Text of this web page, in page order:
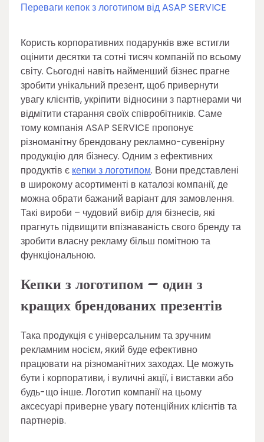
Переваги кепок з логотипом від ASAP SERVICE
Користь корпоративних подарунків вже встигли
оцінити десятки та сотні тисяч компаній по всьому
світу. Сьогодні навіть найменший бізнес прагне
зробити унікальний презент, щоб привернути
увагу клієнтів, укріпити відносини з партнерами чи
відмітити старання своїх співробітників. Саме
тому компанія ASAP SERVICE пропонує
різноманітну брендовану рекламно-сувенірну
продукцію для бізнесу. Одним з ефективних
продуктів є кепки з логотипом. Вони представлені
в широкому асортименті в каталозі компанії, де
можна обрати бажаний варіант для замовлення.
Такі вироби – чудовий вибір для бізнесів, які
прагнуть підвищити впізнаваність свого бренду та
зробити власну рекламу більш помітною та
функціональною.
Кепки з логотипом – один з
кращих брендованих презентів
Така продукція є універсальним та зручним
рекламним носієм, який буде ефективно
працювати на різноманітних заходах. Це можуть
бути і корпоративи, і вуличні акції, і виставки або
будь-що інше. Логотип компанії на цьому
аксесуарі приверне увагу потенційних клієнтів та
партнерів.